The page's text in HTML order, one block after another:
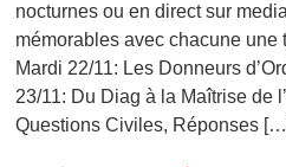
nocturnes ou en direct sur
mémorables avec chacune une
Mardi 22/11: Les Donneurs
23/11: Du Diag à la Maîtrise de
Questions Civiles, Réponses